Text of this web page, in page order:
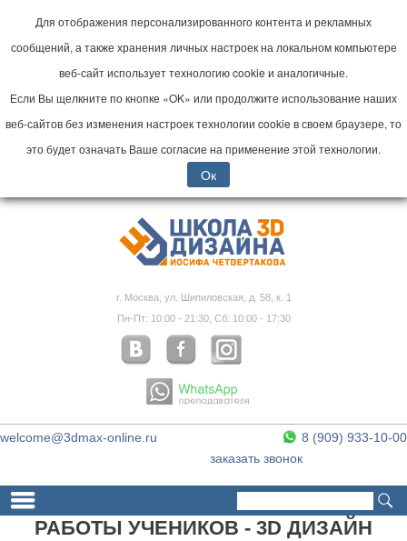
Для отображения персонализированного контента и рекламных
сообщений, а также хранения личных настроек на локальном компьютере
веб-сайт использует технологию cookie и аналогичные.
Если Вы щелкните по кнопке «OK» или продолжите использование наших
веб-сайтов без изменения настроек технологии cookie в своем браузере, то
это будет означать Ваше согласие на применение этой технологии.
Ок
г. Москва, ул. Шипиловская, д. 58, к. 1
Пн-Пт: 10:00 - 21:30, Сб: 10:00 - 17:30
welcome@3dmax-online.ru
8 (909) 933-10-00
заказать звонок
РАБОТЫ УЧЕНИКОВ - 3D ДИЗАЙН